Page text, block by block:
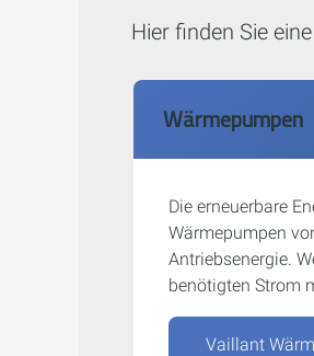
Hier finden Sie
Wärmepumpen
Die erneuerbare
Wärmepumpen
Antriebsenergie.
benötigten Strom
Vaillant